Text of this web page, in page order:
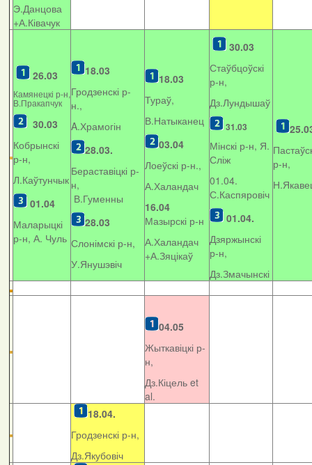
Э.Данцова
+А.Ківачук
26.03
Камянецкі р-н,
В.Пракапчук
30.03
Кобрынскі
р-н,
Л.Каўтунчык
01.04
Маларыцкі
р-н, А. Чуль
18.03
Гродзенскі р-
н.,
A.Храмогін
28.03.
Бераставіцкі р-
н,
В.Гуменны
28.03
Слонімскі р-н,
У.Янушэвіч
18.03
Тураў,
В.Натыканец
03.04
Лоеўскі р-н.,
А.Халандач
16.04
Мазырскі р-н
А.Халандач
+А.Зяцікаў
30.03
Стаўбцоўскі
р-н,
Дз.Лундышаў
31.03
Мінскі р-н, Я.
Сліж
01.04.
С.Каспяровіч
01.04.
Дзяржынскі
р-н,
Дз.Змачынскі
р-н,
04.05
Жыткавіцкі р-
н,
Дз.Кіцель et
al.
18.04.
Гродзенскі р-н,
Дз.Якубовіч